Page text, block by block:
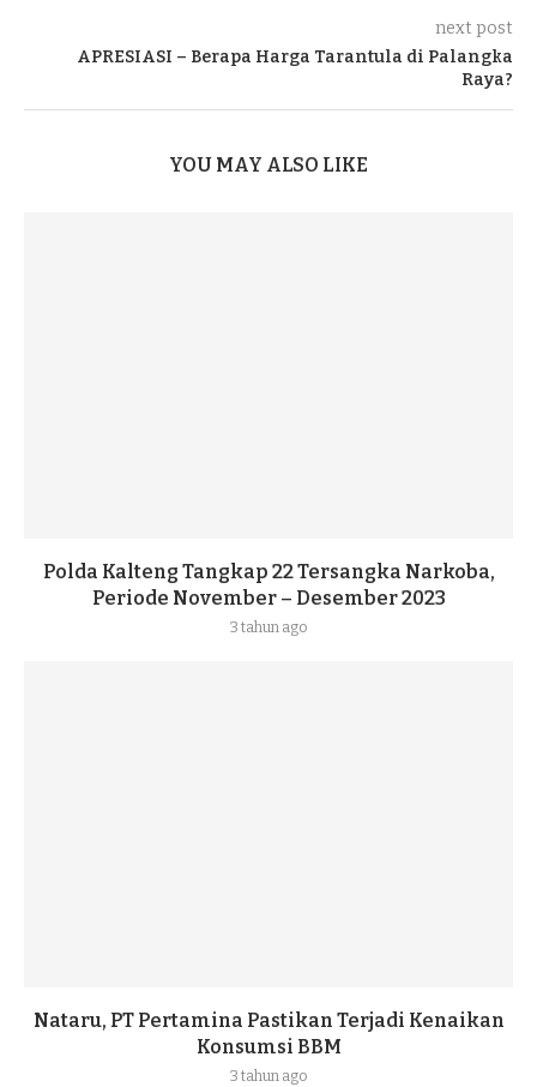
next post
APRESIASI – Berapa Harga Tarantula di Palangka
Raya?
YOU MAY ALSO LIKE
Polda Kalteng Tangkap 22 Tersangka Narkoba,
Periode November – Desember 2023
3 tahun ago
Nataru, PT Pertamina Pastikan Terjadi Kenaikan
Konsumsi BBM
3 tahun ago